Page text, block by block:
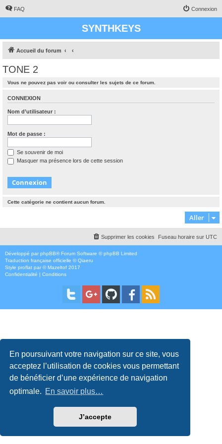
En poursuivant votre navigation sur ce site, vous
acceptez l’utilisation de cookies vous permettant
de bénéficier d’une expérience de navigation
optimale. En savoir plus…
J’accepte
FAQ Connexion
SYNTHKEYS
Accueil du forum
TONE 2
Vous ne pouvez pas voir ou consulter les sujets de ce forum.
CONNEXION
Nom d’utilisateur :
Mot de passe :
Se souvenir de moi
Masquer ma présence lors de cette session
Cette catégorie ne contient aucun forum.
Aller
Fuseau horaire sur UTC
Supprimer les cookies
Développé par phpBB® Forum Software © phpBB Limited
Traduction française officielle ©Qiaeru
Style proflat par ©Mazeltof 2017
Confidentialité | Conditions